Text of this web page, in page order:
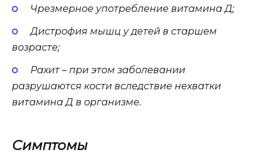
Чрезмерное употребление витамина Д;
Дистрофия мышц у детей в старшем
возрасте;
Рахит – при этом заболевании
разрушаются кости вследствие нехватки
витамина Д в организме.
Симптомы